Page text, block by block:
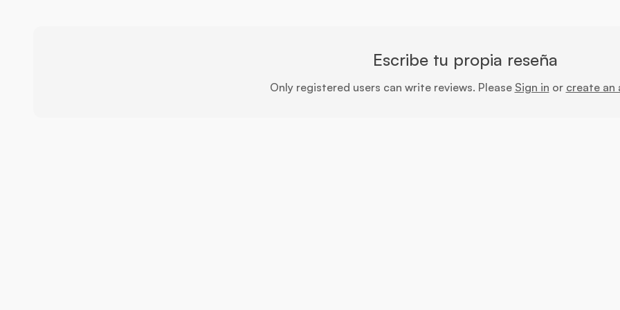
Escribe tu propia reseña
Only registered users can write reviews. Please Sign in or create an